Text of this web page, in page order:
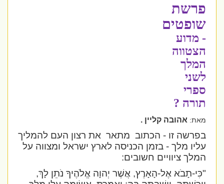
פרשת
שופטים
- מדוע
הצטווה
המלך
לשני
ספרי
תורה ?
מאת:אהובה קליין .
בפרשה זו - הכתוב מתאר את רצון העם להמליך
עליו מלך - בזמן הכניסה לארץ ישראל ומצווה על
המלך ציוויים חשובים:
"כִּי-תָבֹא אֶל-הָאָרֶץ, אֲשֶׁר יְהוָה אֱלֹהֶיךָ נֹתֵן לָךְ,